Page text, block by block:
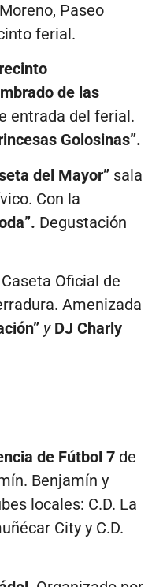
Paseo
ferial.
de las
entrada del ferial.
Golosinas”.
del Mayor” sala
Con la
Degustación
Oficial de
Amenizada
y DJ Charly
de Fútbol 7 de
Benjamín y
locales: C.D. La
City y C.D.